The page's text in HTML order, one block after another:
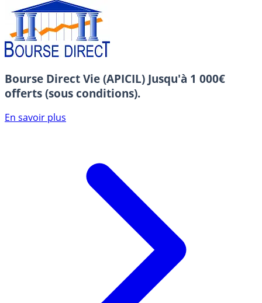
Bourse Direct Vie (APICIL) Jusqu'à 1 000€
offerts (sous conditions).
En savoir plus